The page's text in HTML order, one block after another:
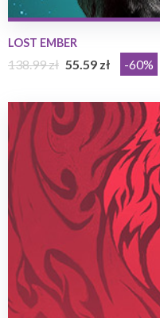
LOST EMBER
138.99 zł 55.59 zł -60%